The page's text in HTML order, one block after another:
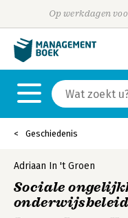
Op werkdagen
Geschiedenis
Adriaan In 't Groen
Sociale
onderwijsbeleid